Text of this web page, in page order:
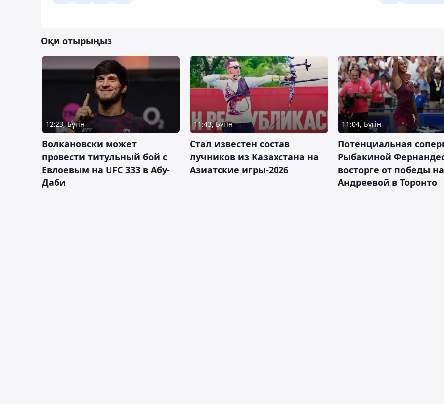
Оқи отырыңыз
12:23, Бүгін
Волкановски может
провести титульный бой с
Евлоевым на UFC 333 в Абу-
Даби
11:43, Бүгін
Стал известен состав
лучников из Казахстана на
Азиатские игры-2026
11:04, Бүгін
Потенциальная
Рыбакиной
восторге от победы
Андреевой в Торонто